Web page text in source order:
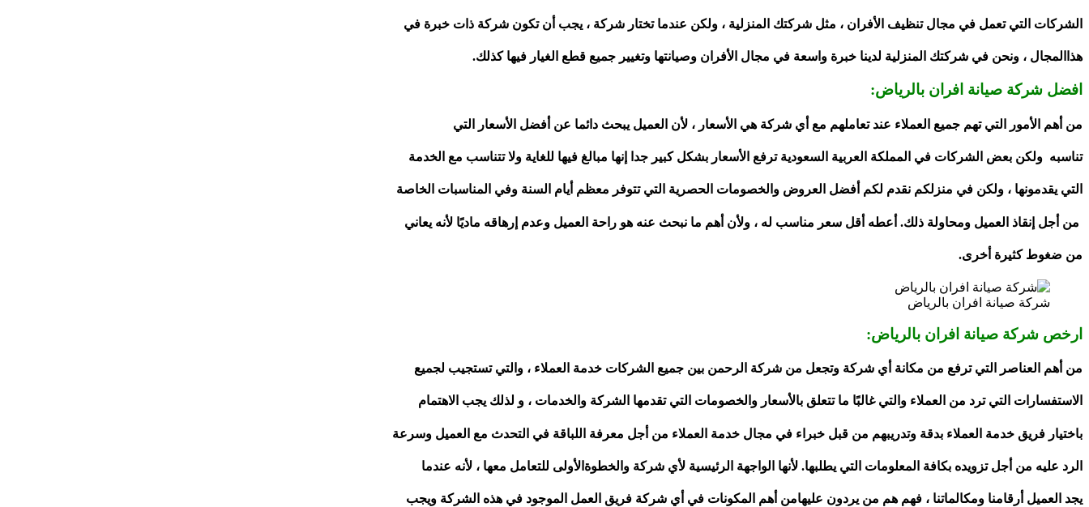
الشركات التي تعمل في مجال تنظيف الأفران ، مثل شركتك المنزلية ، ولكن عندما تختار شركة ، يجب أن تكون شركة ذات خبرة في
هذاالمجال ، ونحن في شركتك المنزلية لدينا خبرة واسعة في مجال الأفران وصيانتها وتغيير جميع قطع الغيار فيها كذلك.
افضل شركة صيانة افران بالرياض:
من أهم الأمور التي تهم جميع العملاء عند تعاملهم مع أي شركة هي الأسعار ، لأن العميل يبحث دائما عن أفضل الأسعار التي
تناسبه ولكن بعض الشركات في المملكة العربية السعودية ترفع الأسعار بشكل كبير جدا إنها مبالغ فيها للغاية ولا تتناسب مع الخدمة
التي يقدمونها ، ولكن في منزلكم نقدم لكم أفضل العروض والخصومات الحصرية التي تتوفر معظم أيام السنة وفي المناسبات الخاصة
من أجل إنقاذ العميل ومحاولة ذلك. أعطه أقل سعر مناسب له ، ولأن أهم ما نبحث عنه هو راحة العميل وعدم إرهاقه ماديًا لأنه يعاني
من ضغوط كثيرة أخرى.
شركة صيانة افران بالرياض
ارخص شركة صيانة افران بالرياض:
من أهم العناصر التي ترفع من مكانة أي شركة وتجعل من شركة الرحمن بين جميع الشركات خدمة العملاء ، والتي تستجيب لجميع
الاستفسارات التي ترد من العملاء والتي غالبًا ما تتعلق بالأسعار والخصومات التي تقدمها الشركة والخدمات ، و لذلك يجب الاهتمام
باختيار فريق خدمة العملاء بدقة وتدريبهم من قبل خبراء في مجال خدمة العملاء من أجل معرفة اللباقة في التحدث مع العميل وسرعة
الرد عليه من أجل تزويده بكافة المعلومات التي يطلبها. لأنها الواجهة الرئيسية لأي شركة والخطوةالأولى للتعامل معها ، لأنه عندما
يجد العميل أرقامنا ومكالماتنا ، فهم هم من يردون عليهامن أهم المكونات في أي شركة فريق العمل الموجود في هذه الشركة ويجب